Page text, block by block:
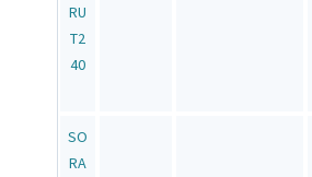
RU
T2
40
SO
RA